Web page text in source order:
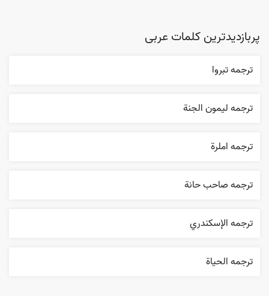
پربازدیدترین کلمات عربی
ترجمه تبروا
ترجمه ليمون الجنة
ترجمه املرة
ترجمه صاحب حانة
ترجمه الإسکندري
ترجمه الحیاة